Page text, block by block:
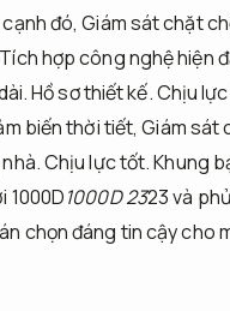
cạnh đó,Giám sát chặt
Tích hợp công nghệ hiện
Hồ sơ thiết kế.Chịu
biến thời tiết,Giám sát
Chịu lực tốt.Khung
1000D1000D 2323 và
chọn đáng tin cậy cho